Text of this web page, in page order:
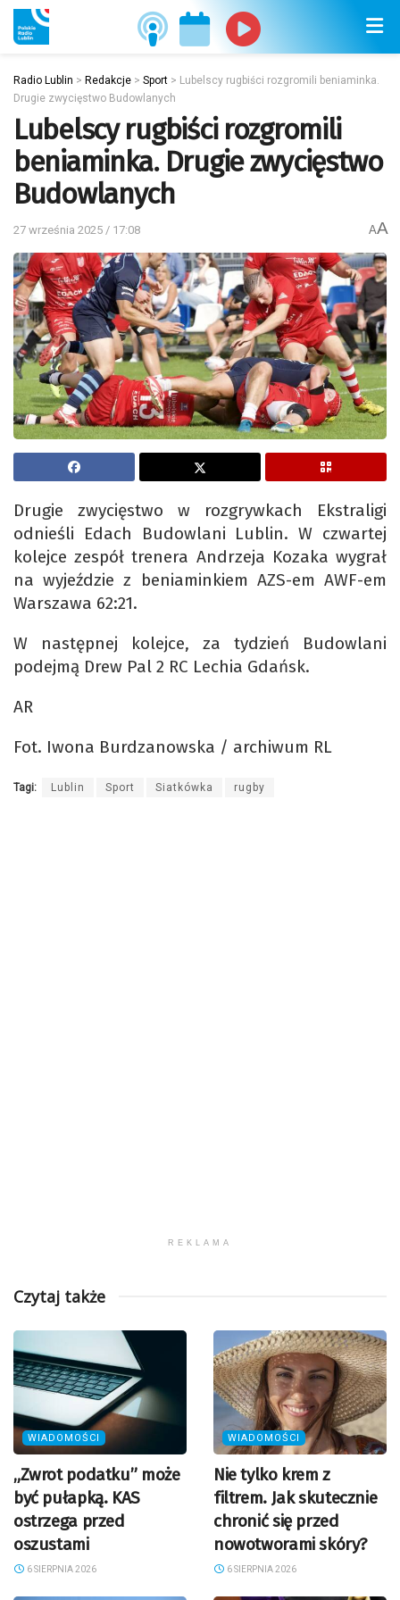
Radio Lublin > Redakcje > Sport > Lubelscy rugbiści rozgromili beniaminka.
Drugie zwycięstwo Budowlanych
Lubelscy rugbiści rozgromili
beniaminka. Drugie zwycięstwo
Budowlanych
27 września 2025 / 17:08 AA
Drugie zwycięstwo w rozgrywkach Ekstraligi
odnieśli Edach Budowlani Lublin. W czwartej
kolejce zespół trenera Andrzeja Kozaka wygrał
na wyjeździe z beniaminkiem AZS-em AWF-em
Warszawa 62:21.
W następnej kolejce, za tydzień Budowlani
podejmą Drew Pal 2 RC Lechia Gdańsk.
AR
Fot. Iwona Burdzanowska / archiwum RL
Tagi: Lublin Sport Siatkówka rugby
REKLAMA
Czytaj także
WIADOMOŚCI
„Zwrot podatku” może
być pułapką. KAS
ostrzega przed
oszustami
6 SIERPNIA 2026
WIADOMOŚCI
Nie tylko krem z
filtrem. Jak skutecznie
chronić się przed
nowotworami skóry?
6 SIERPNIA 2026